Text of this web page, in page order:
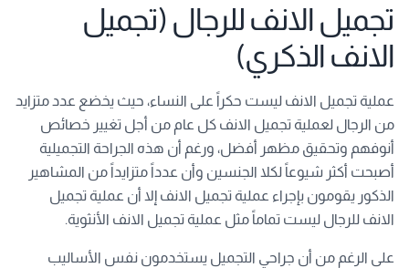
تجميل الانف للرجال (تجميل
الانف الذكري)
عملية تجميل الانف ليست حكراً على النساء، حيث يخضع عدد متزايد
من الرجال لعملية تجميل الانف كل عام من أجل تغيير خصائص
أنوفهم وتحقيق مظهر أفضل، ورغم أن هذه الجراحة التجميلية
أصبحت أكثر شيوعاً لكلا الجنسين وأن عدداً متزايداً من المشاهير
الذكور يقومون بإجراء عملية تجميل الانف إلا أن عملية تجميل
الانف للرجال ليست تماماً مثل عملية تجميل الانف الأنثوية.
على الرغم من أن جراحي التجميل يستخدمون نفس الأساليب